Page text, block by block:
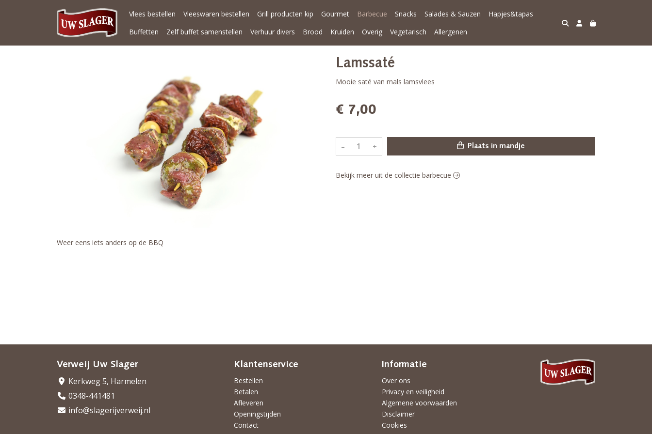
Vlees bestellen Vleeswaren bestellen Grill producten kip Gourmet Barbecue Snacks Salades & Sauzen
Hapjes&tapas
Buffetten
Zelf buffet samenstellen Verhuur divers Brood Kruiden Overig Vegetarisch Allergenen
Weer eens iets anders op de BBQ
Lamssaté
Mooie saté van mals lamsvlees
€ 7,00
– + Plaats in mandje
Bekijk meer uit de collectie barbecue
Verweij Uw Slager
Kerkweg 5, Harmelen
0348-441481
info@slagerijverweij.nl
Klantenservice
Bestellen
Betalen
Afleveren
Openingstijden
Contact
Informatie
Over ons
Privacy en veiligheid
Algemene voorwaarden
Disclaimer
Cookies